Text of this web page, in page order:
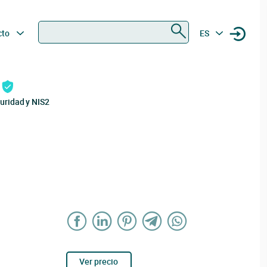
ES
y NIS2
Ver precio